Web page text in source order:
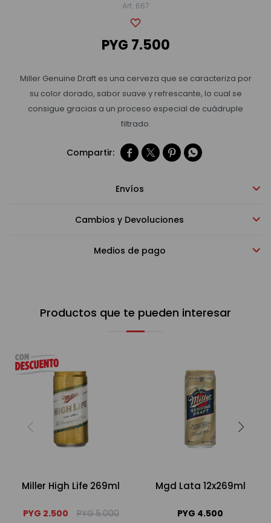
667
PYG 7.500
Miller Genuine Draft es una cerveza que se caracteriza por
su color dorado, sabor suave y refrescante, lo cual se
consigue gracias a un proceso especial de cuádruple
filtrado.
   
Envíos
Cambios y Devoluciones
Medios de pago
Productos que te pueden interesar
Miller High Life 269ml
PYG 2.500 PYG 5.000
Mgd Lata 12x269ml
PYG 4.500
Limpieza del hogar
Accesorios y regalos